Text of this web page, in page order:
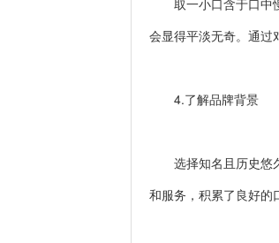
取一小口含于口中慢
会显得平淡无奇。通过
4.了解品牌背景
选择知名且历史悠久
和服务，积累了良好的